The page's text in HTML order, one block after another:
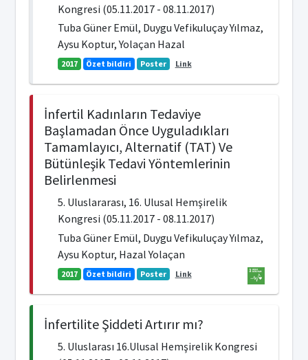
Kongresi (05.11.2017 - 08.11.2017)
Tuba Güner Emül, Duygu Vefikuluçay Yılmaz,
Aysu Koptur, Yolaçan Hazal
2017 Özet bildiri Poster Link
İnfertil Kadınların Tedaviye
Başlamadan Önce Uyguladıkları
Tamamlayıcı, Alternatif (TAT) Ve
Bütünleşik Tedavi Yöntemlerinin
Belirlenmesi
5. Uluslararası, 16. Ulusal Hemşirelik
Kongresi (05.11.2017 - 08.11.2017)
Tuba Güner Emül, Duygu Vefikuluçay Yılmaz,
Aysu Koptur, Hazal Yolaçan
2017 Özet bildiri Poster Link
İnfertilite Şiddeti Artırır mı?
5. Uluslarası 16.Ulusal Hemşirelik Kongresi